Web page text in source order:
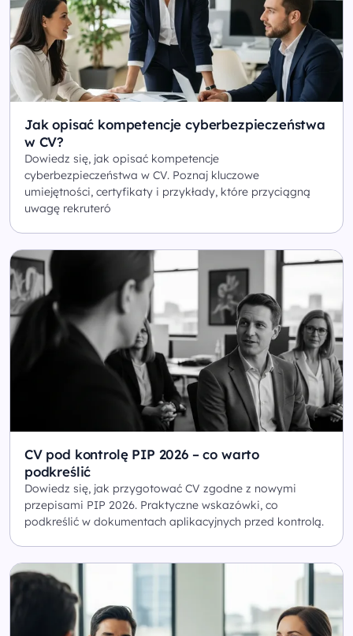
Jak opisać kompetencje cyberbezpieczeństwa
w CV?
Dowiedz się, jak opisać kompetencje
cyberbezpieczeństwa w CV. Poznaj kluczowe
umiejętności, certyfikaty i przykłady, które przyciągną
uwagę rekruteró
CV pod kontrolę PIP 2026 – co warto
podkreślić
Dowiedz się, jak przygotować CV zgodne z nowymi
przepisami PIP 2026. Praktyczne wskazówki, co
podkreślić w dokumentach aplikacyjnych przed kontrolą.